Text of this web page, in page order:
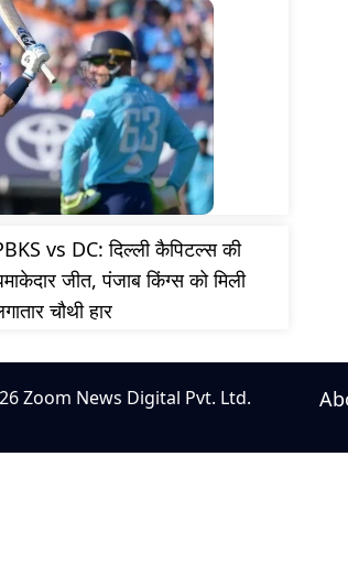
vs DC: दिल्ली कैपिटल्स की
जीत, पंजाब किंग्स को मिली
चौथी हार
Zoom News Digital Pvt. Ltd.